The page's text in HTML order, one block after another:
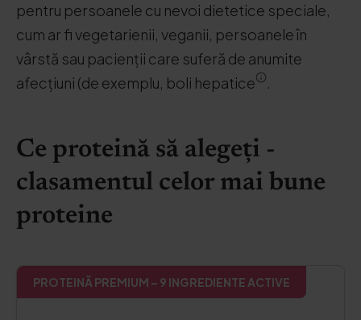
pentru persoanele cu nevoi dietetice speciale,
cum ar fi vegetarienii, veganii, persoanele în
vârstă sau pacienții care suferă de anumite
afecțiuni (de exemplu, boli hepatice
.
Ce proteină să alegeți -
clasamentul celor mai bune
proteine
PROTEINĂ PREMIUM – 9 INGREDIENTE ACTIVE